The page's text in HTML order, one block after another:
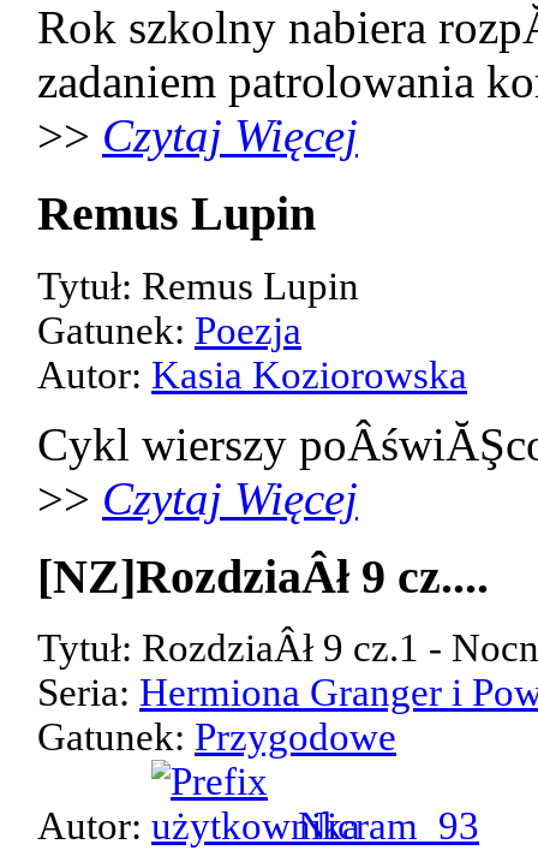
Rok szkolny nabiera
zadaniem patrolowania
>> Czytaj Więcej
Remus Lupin
Tytuł: Remus Lupin
Gatunek: Poezja
Autor: Kasia Koziorowska
Cykl wierszy
>> Czytaj Więcej
[NZ]RozdziaÂł 9 cz....
Tytuł: RozdziaÂł 9 cz.1 -
Seria: Hermiona Granger i
Gatunek: Przygodowe
Autor: Nicram_93